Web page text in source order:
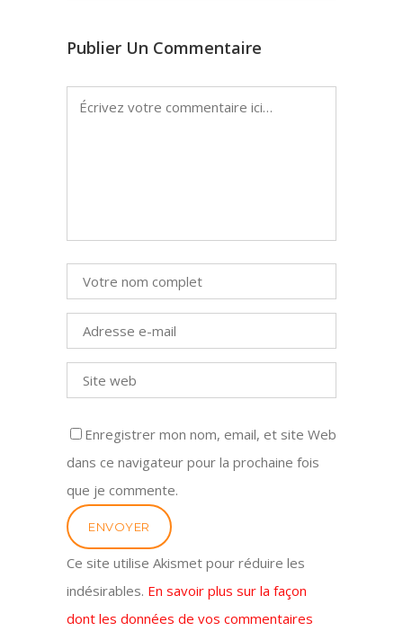
Publier Un Commentaire
Enregistrer mon nom, email, et site Web
dans ce navigateur pour la prochaine fois
que je commente.
Ce site utilise Akismet pour réduire les
indésirables. En savoir plus sur la façon
dont les données de vos commentaires